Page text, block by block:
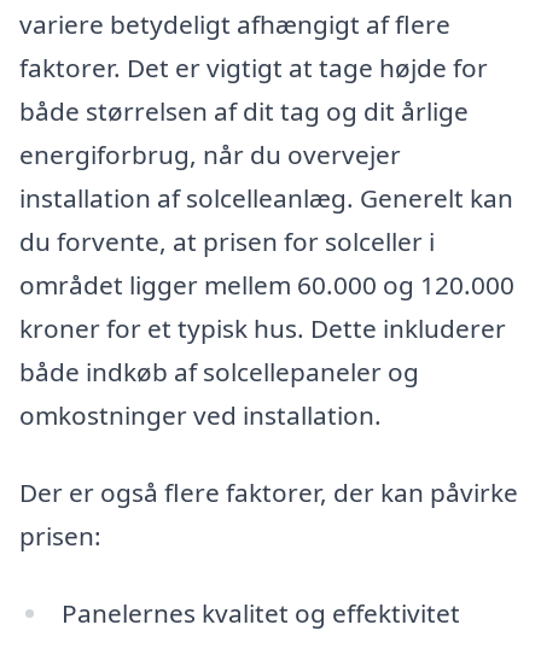
variere betydeligt afhængigt af flere
faktorer. Det er vigtigt at tage højde for
både størrelsen af dit tag og dit årlige
energiforbrug, når du overvejer
installation af solcelleanlæg. Generelt kan
du forvente, at prisen for solceller i
området ligger mellem 60.000 og 120.000
kroner for et typisk hus. Dette inkluderer
både indkøb af solcellepaneler og
omkostninger ved installation.
Der er også flere faktorer, der kan påvirke
prisen:
Panelernes kvalitet og effektivitet